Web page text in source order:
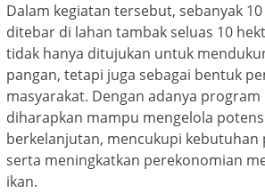
Dalam kegiatan tersebut, sebanyak
ditebar di lahan tambak seluas 10
tidak hanya ditujukan untuk
pangan, tetapi juga sebagai bentuk
masyarakat. Dengan adanya
diharapkan mampu mengelola
berkelanjutan, mencukupi kebutuhan
serta meningkatkan perekonomian
ikan.